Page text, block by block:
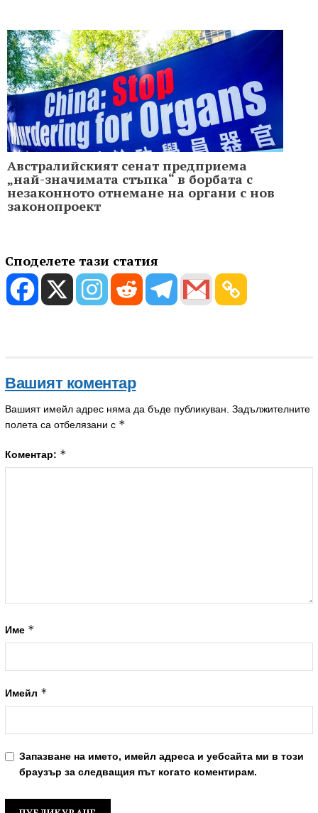
Австралийският сенат предприема
„най-значимата стъпка“ в борбата с
незаконното отнемане на органи с нов
законопроект
Споделете тази статия
Вашият коментар
Вашият имейл адрес няма да бъде публикуван. Задължителните
полета са отбелязани с *
Коментар: *
Име *
Имейл *
Запазване на името, имейл адреса и уебсайта ми в този
браузър за следващия път когато коментирам.